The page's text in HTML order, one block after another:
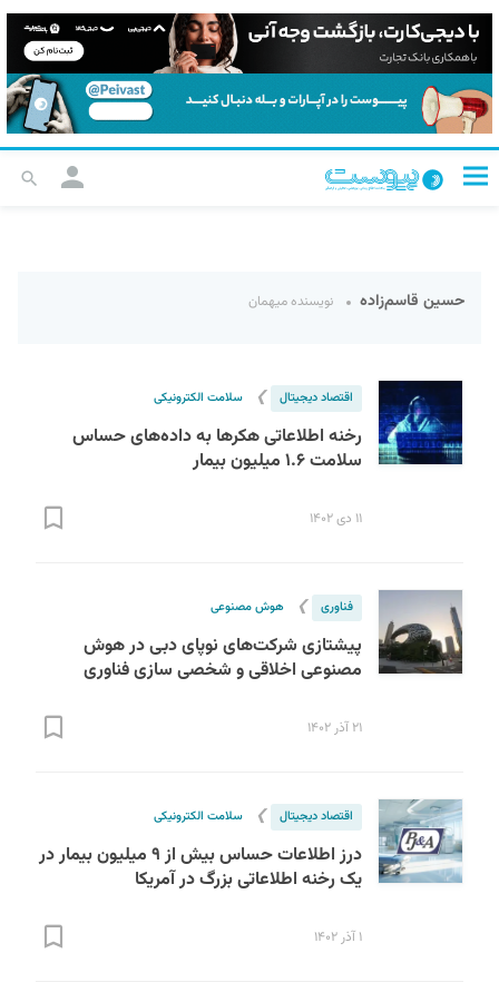
حسین قاسم‌زاده نویسنده میهمان
اقتصاد دیجیتال ❯ سلامت الکترونیکی
رخنه اطلاعاتی هکرها به داده‌های حساس
سلامت ۱.۶ میلیون بیمار
۱۱ دی ۱۴۰۲
فناوری ❯ هوش مصنوعی
پیشتازی شرکت‌های نوپای دبی در هوش
مصنوعی اخلاقی و شخصی سازی فناوری
۲۱ آذر ۱۴۰۲
اقتصاد دیجیتال ❯ سلامت الکترونیکی
درز اطلاعات حساس بیش از ۹ میلیون بیمار در
یک رخنه اطلاعاتی بزرگ در آمریکا
۱ آذر ۱۴۰۲